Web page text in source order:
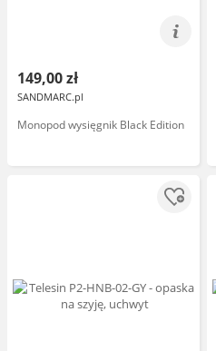
149,00 zł
SANDMARC.pl
Monopod wysięgnik Black Edition